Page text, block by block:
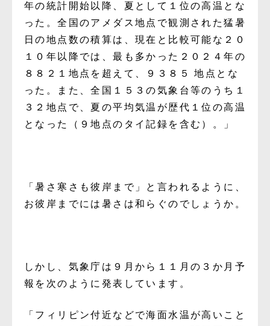
年の統計開始以降、夏として１位の高温とな
った。全国のアメダス地点で観測された猛暑
日の地点数の積算は、現在と比較可能な２０
１０年以降では、最も多かった２０２４年の
８８２１地点を超えて、９３８５ 地点とな
った。また、全国１５３の気象台等のうち１
３２地点で、夏の平均気温が歴代１位の高温
となった（９地点のタイ記録を含む）。」
「暑さ寒さも彼岸まで」と言われるように、
お彼岸までには暑さは和らぐのでしょうか。
しかし、気象庁は９月から１１月の３か月予
報を次のように発表しています。
「フィリピン付近などで海面水温が高いこと